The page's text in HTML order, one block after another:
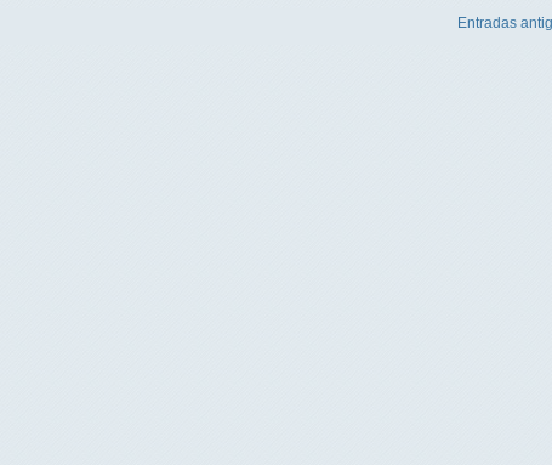
Entradas